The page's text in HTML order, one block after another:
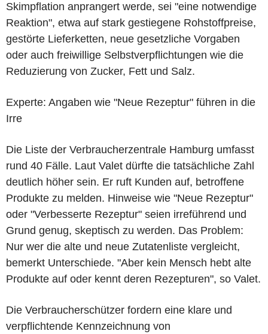
Skimpflation anprangert werde, sei "eine notwendige
Reaktion", etwa auf stark gestiegene Rohstoffpreise,
gestörte Lieferketten, neue gesetzliche Vorgaben
oder auch freiwillige Selbstverpflichtungen wie die
Reduzierung von Zucker, Fett und Salz.
Experte: Angaben wie "Neue Rezeptur" führen in die
Irre
Die Liste der Verbraucherzentrale Hamburg umfasst
rund 40 Fälle. Laut Valet dürfte die tatsächliche Zahl
deutlich höher sein. Er ruft Kunden auf, betroffene
Produkte zu melden. Hinweise wie "Neue Rezeptur"
oder "Verbesserte Rezeptur" seien irreführend und
Grund genug, skeptisch zu werden. Das Problem:
Nur wer die alte und neue Zutatenliste vergleicht,
bemerkt Unterschiede. "Aber kein Mensch hebt alte
Produkte auf oder kennt deren Rezepturen", so Valet.
Die Verbraucherschützer fordern eine klare und
verpflichtende Kennzeichnung von